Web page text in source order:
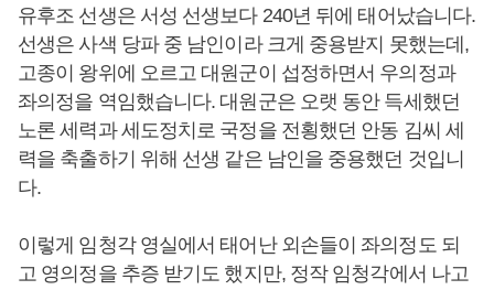
유후조 선생은 서성 선생보다 240년 뒤에 태어났습니다.
선생은 사색 당파 중 남인이라 크게 중용받지 못했는데,
고종이 왕위에 오르고 대원군이 섭정하면서 우의정과
좌의정을 역임했습니다. 대원군은 오랫 동안 득세했던
노론 세력과 세도정치로 국정을 전횡했던 안동 김씨 세
력을 축출하기 위해 선생 같은 남인을 중용했던 것입니
다.
이렇게 임청각 영실에서 태어난 외손들이 좌의정도 되
고 영의정을 추증 받기도 했지만, 정작 임청각에서 나고